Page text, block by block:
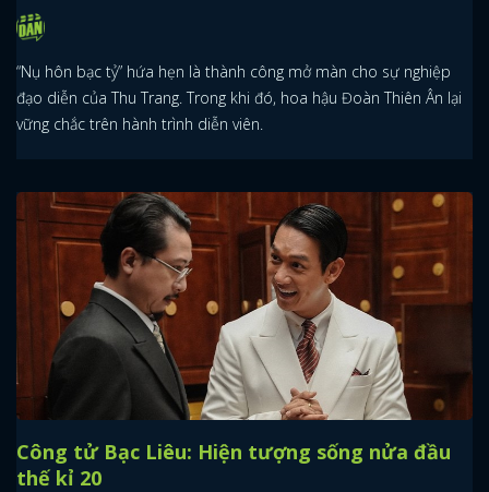
“Nụ hôn bạc tỷ” hứa hẹn là thành công mở màn cho sự nghiệp
đạo diễn của Thu Trang. Trong khi đó, hoa hậu Đoàn Thiên Ân lại
vững chắc trên hành trình diễn viên.
Công tử Bạc Liêu: Hiện tượng sống nửa đầu
thế kỉ 20